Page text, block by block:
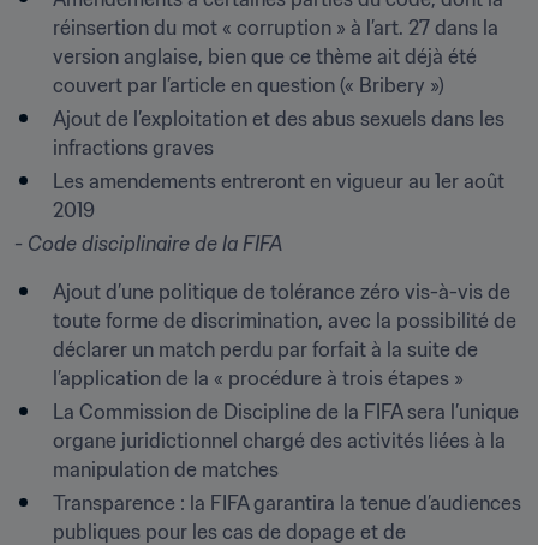
réinsertion du mot « corruption » à l’art. 27 dans la
version anglaise, bien que ce thème ait déjà été
couvert par l’article en question (« Bribery »)
Ajout de l’exploitation et des abus sexuels dans les
infractions graves
Les amendements entreront en vigueur au 1er août
2019
- Code disciplinaire de la FIFA
Ajout d’une politique de tolérance zéro vis-à-vis de
toute forme de discrimination, avec la possibilité de
déclarer un match perdu par forfait à la suite de
l’application de la « procédure à trois étapes »
La Commission de Discipline de la FIFA sera l’unique
organe juridictionnel chargé des activités liées à la
manipulation de matches
Transparence : la FIFA garantira la tenue d’audiences
publiques pour les cas de dopage et de